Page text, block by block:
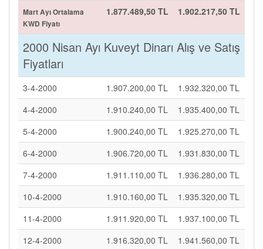
Mart Ayı Ortalama
KWD Fiyatı
1.877.489,50 TL 1.902.217,50 TL
2000 Nisan Ayı Kuveyt Dinarı Alış ve Satış
Fiyatları
3-4-2000 1.907.200,00 TL
1.932.320,00 TL
4-4-2000
1.910.240,00 TL
1.935.400,00 TL
5-4-2000
1.900.240,00 TL
1.925.270,00 TL
6-4-2000
1.906.720,00 TL
1.931.830,00 TL
7-4-2000
1.911.110,00 TL
1.936.280,00 TL
10-4-2000
1.910.160,00 TL
1.935.320,00 TL
11-4-2000
1.911.920,00 TL
1.937.100,00 TL
12-4-2000
1.916.320,00 TL
1.941.560,00 TL